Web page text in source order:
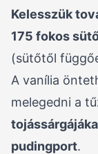
Kelesszük
175 fokos
(sütőtől
A vanília
melegedni a
pudingport.